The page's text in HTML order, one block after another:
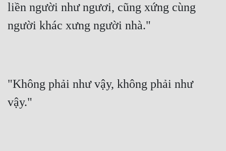
liền người như ngươi, cũng xứng cùng
người khác xưng người nhà."
"Không phải như vậy, không phải như
vậy."